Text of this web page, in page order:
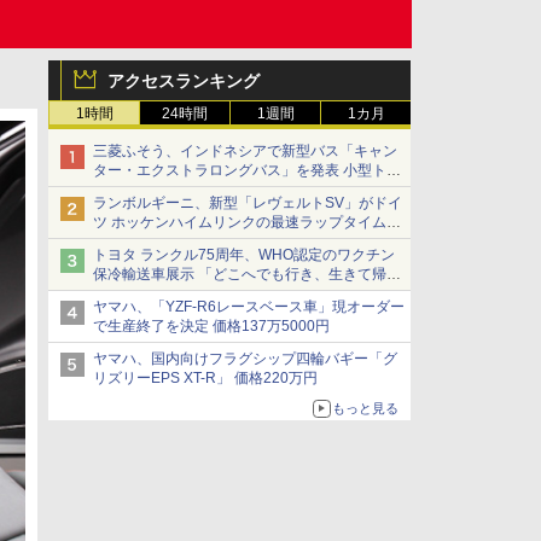
アクセスランキング
1時間 24時間 1週間 1カ月
三菱ふそう、インドネシアで新型バス「キャン
ター・エクストラロングバス」を発表 小型トラ
ックベースの観光・旅客輸送向けバス
ランボルギーニ、新型「レヴェルトSV」がドイ
ツ ホッケンハイムリンクの最速ラップタイムを
記録
トヨタ ランクル75周年、WHO認定のワクチン
保冷輸送車展示 「どこへでも行き、生きて帰っ
てこられる」ランドクルーザーで命をつなぐ
ヤマハ、「YZF-R6レースベース車」現オーダー
で生産終了を決定 価格137万5000円
ヤマハ、国内向けフラグシップ四輪バギー「グ
リズリーEPS XT-R」 価格220万円
もっと見る